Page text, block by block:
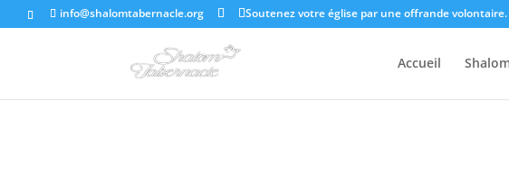
info@shalomtabernacle.org Soutenez votre église par une offrande volontaire.
Accueil